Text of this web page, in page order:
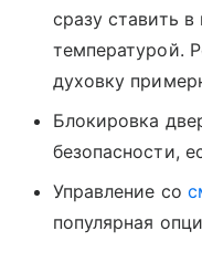
сразу ставить
температурой.
духовку
Блокировка
безопасности,
Управление со
популярная